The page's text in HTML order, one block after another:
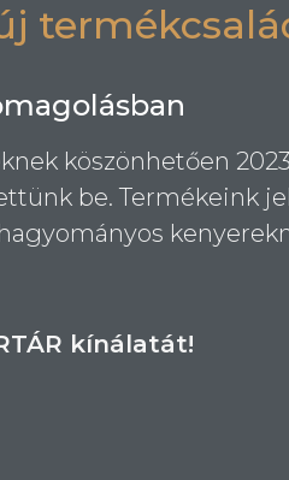
köszönhetően
be. Termékeink
kínálatát!